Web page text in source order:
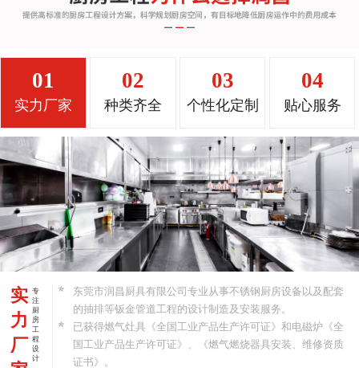
01
实力厂家
02
种类齐全
03
个性化定制
04
贴心服务
实
力
厂
专
注
厨
房
工
程
设
计
东莞市润昌厨具有限公司专业从事不锈钢厨房设备以及配套
的抽排等钣金管道工程的设计制造及安装服务。
已获得燃气灶具《全国工业产品生产许可证》和电磁炉《全
国工业产品生产许可证》、《燃气燃烧器具安装、维修资质
证书》。